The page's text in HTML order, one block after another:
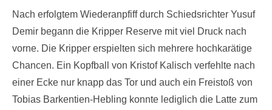
Nach erfolgtem Wiederanpfiff durch Schiedsrichter Yusuf
Demir begann die Kripper Reserve mit viel Druck nach
vorne. Die Kripper erspielten sich mehrere hochkarätige
Chancen. Ein Kopfball von Kristof Kalisch verfehlte nach
einer Ecke nur knapp das Tor und auch ein Freistoß von
Tobias Barkentien-Hebling konnte lediglich die Latte zum